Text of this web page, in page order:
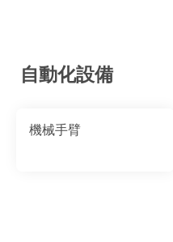
自動化設備
機械手臂